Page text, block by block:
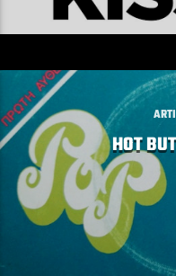
HOT